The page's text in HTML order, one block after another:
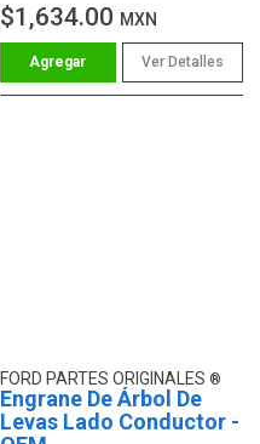
$1,634.00 MXN
Ver Detalles
FORD PARTES ORIGINALES
Engrane De Árbol De
Levas Lado Conductor -